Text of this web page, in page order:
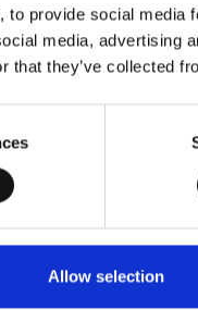
provide social media
media, advertising
that they’ve collected
Allow selection
nos
Partenaires